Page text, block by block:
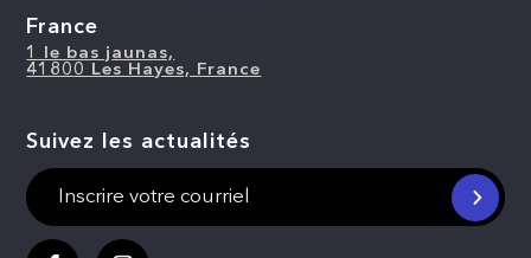
France
1 le bas jaunas,
41800 Les Hayes, France
Suivez les actualités